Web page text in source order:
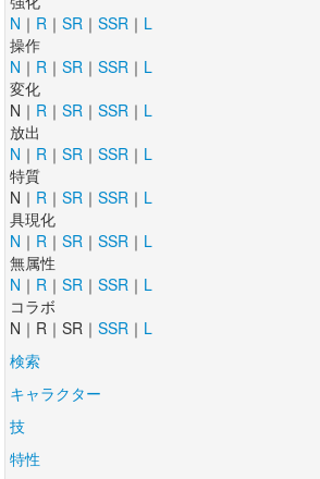
N ｜ R ｜ SR ｜ SSR ｜ L
操作
N ｜ R ｜ SR ｜ SSR ｜ L
変化
N｜ R ｜ SR ｜ SSR ｜ L
放出
N ｜ R ｜ SR ｜ SSR ｜ L
特質
N｜ R ｜ SR ｜ SSR ｜ L
具現化
N ｜ R ｜ SR ｜ SSR ｜ L
無属性
N ｜ R ｜ SR ｜ SSR ｜ L
コラボ
N｜R｜SR｜ SSR ｜ L
検索
キャラクター
技
特性